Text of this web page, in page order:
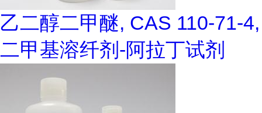
乙二醇二甲醚, CAS 110-71-4,
二甲基溶纤剂-阿拉丁试剂